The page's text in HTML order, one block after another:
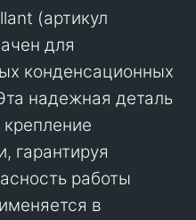
(артикул
для
конденсационных
надежная деталь
гарантируя
работы
в